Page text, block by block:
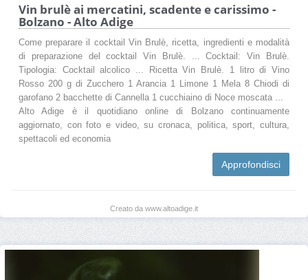
Vin brulè ai mercatini, scadente e carissimo -
Bolzano - Alto Adige
Come preparare il cocktail Vin Brulè, ricetta, ingredienti e modalità
di preparazione del cocktail Vin Brulè. ... Cocktail: Vin Brulè.
Tipologia: Cocktail alcolico ... Ricetta Vin Brulè. 1 litro di Vino
Rosso 200 g di Zucchero 1 Arancia 1 Limone 1 Mela 8 Chiodi di
garofano 2 bacchette di Cannella 1 cucchiaino di Noce moscata ...
Alto Adige è il quotidiano online di Bolzano continuamente
aggiornato, con foto e video, su cronaca, politica, sport, cultura,
spettacoli ed economia
Approfondisci
Creato da www.altoadige.it